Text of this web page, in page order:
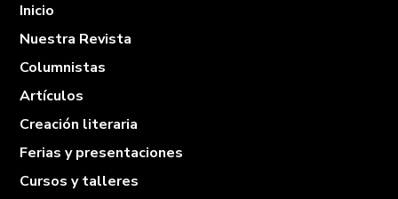
Inicio
Nuestra Revista
Columnistas
Artículos
Creación literaria
Ferias y presentaciones
Cursos y talleres